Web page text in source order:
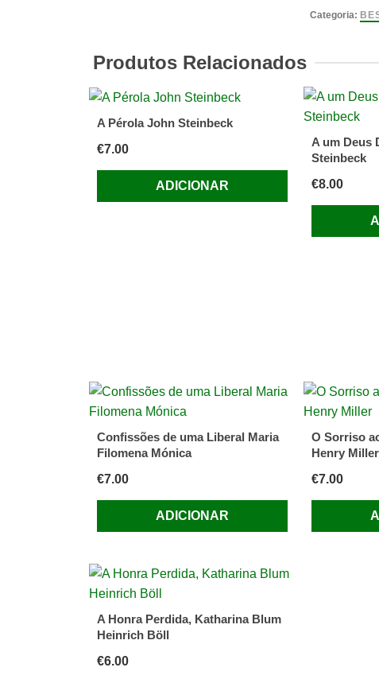
Noiva
Sidwa
Categoria:
Produtos Relacionados
A Pérola John Steinbeck
€7.00
ADICIONAR
A um Deus
Steinbeck
€8.00
Confissões de uma Liberal Maria
Filomena Mónica
€7.00
ADICIONAR
O Sorriso
Henry Miller
€7.00
A Honra Perdida, Katharina Blum
Heinrich Böll
€6.00